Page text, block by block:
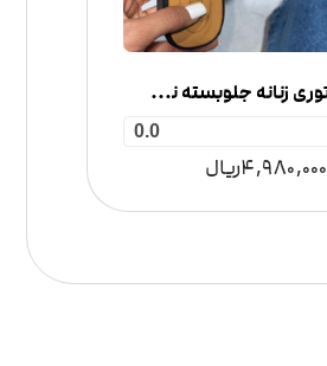
اسلیپر توری زنانه جلوبسته نگین‌دار
0.0
4,980,000ریال